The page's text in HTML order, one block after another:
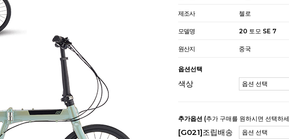
제조사 첼로
모델명 20 토모 SE 7
원산지 중국
옵션선택
색상
추가옵션 (추가 구매를 원하시면 선택하
[G021]조립배송